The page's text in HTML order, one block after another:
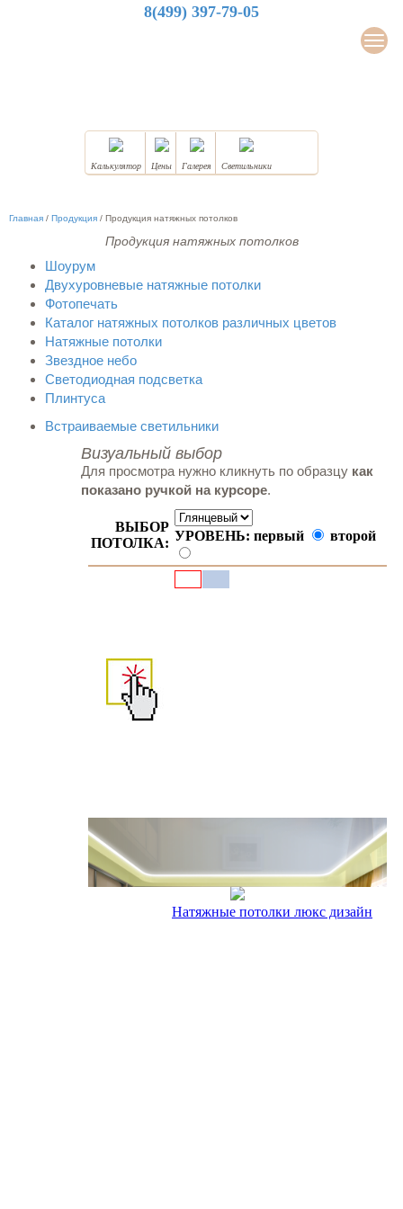
8(499) 397-79-05
Калькулятор Цены Галерея Светильники
Главная / Продукция / Продукция натяжных потолков
Продукция натяжных потолков
Шоурум
Двухуровневые натяжные потолки
Фотопечать
Каталог натяжных потолков различных цветов
Натяжные потолки
Звездное небо
Светодиодная подсветка
Плинтуса
Встраиваемые светильники
Визуальный выбор
Для просмотра нужно кликнуть по образцу как
показано ручкой на курсоре.